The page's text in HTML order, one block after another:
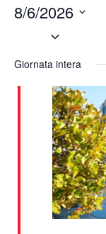
8/6/2026
Seleziona
Giornata intera